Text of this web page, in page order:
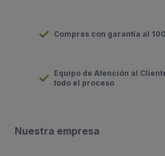
Compras con garantía al
Equipo de Atención al
todo el proceso
Nuestra empresa